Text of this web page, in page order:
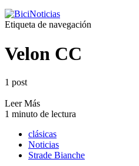
Etiqueta de navegación
Velon CC
1 post
Leer Más
1 minuto de lectura
clásicas
Noticias
Strade Bianche